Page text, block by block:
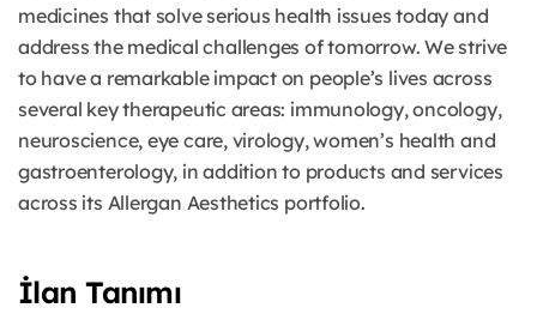
medicines that solve serious health issues today and
address the medical challenges of tomorrow. We strive
to have a remarkable impact on people’s lives across
several key therapeutic areas: immunology, oncology,
neuroscience, eye care, virology, women’s health and
gastroenterology, in addition to products and services
across its Allergan Aesthetics portfolio.
İlan Tanımı